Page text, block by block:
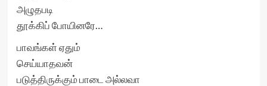
அழுதபடி
தூக்கிப் போயினரே…
பாவங்கள் ஏதும்
செய்யாதவன்
படுத்திருக்கும் பாடை அல்லவா